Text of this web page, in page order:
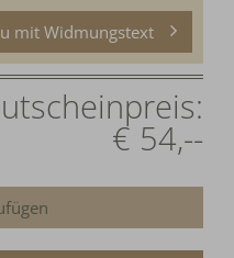
mit Widmungstext
€ 54,--